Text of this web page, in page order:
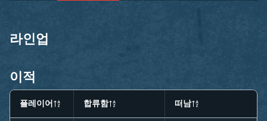
라인업
이적
플레이어 합류함 떠남